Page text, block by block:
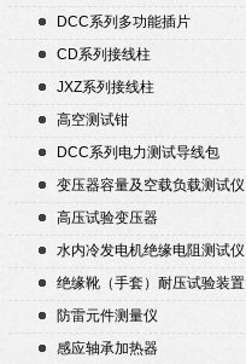
DCC系列多功能插片
CD系列接线柱
JXZ系列接线柱
高空测试钳
DCC系列电力测试导线包
变压器容量及空载负载测试仪
高压试验变压器
水内冷发电机绝缘电阻测试仪
绝缘靴（手套）耐压试验装置
防雷元件测量仪
感应轴承加热器